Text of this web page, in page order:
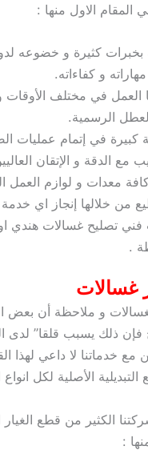
المقام الاول منها :
بخبرات كثيرة و خضوعه
و كفاءاته.
العمل في مختلف
الرسمية.
في إتمام عمليات
مع الدقة و الإتقان
كافة معدات و لوازم العمل
من خلالها إنجاز اي
فني تصليح غسالات هندي
.
غسالات
و ملاحظة أن بعض
فإن ذلك يسبب قلقا” لدى
خدماتنا لا داعي لهذا
الأصلية لكل
الكثير من قطع الغيار
: